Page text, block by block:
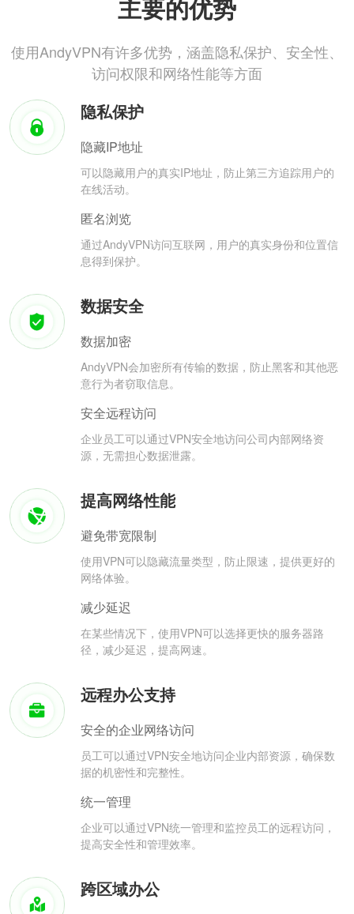
主要的优势
使用AndyVPN有许多优势，涵盖隐私保护、安全性、
访问权限和网络性能等方面
隐私保护
隐藏IP地址
可以隐藏用户的真实IP地址，防止第三方追踪用户的
在线活动。
匿名浏览
通过AndyVPN访问互联网，用户的真实身份和位置信
息得到保护。
数据安全
数据加密
AndyVPN会加密所有传输的数据，防止黑客和其他恶
意行为者窃取信息。
安全远程访问
企业员工可以通过VPN安全地访问公司内部网络资
源，无需担心数据泄露。
提高网络性能
避免带宽限制
使用VPN可以隐藏流量类型，防止限速，提供更好的
网络体验。
减少延迟
在某些情况下，使用VPN可以选择更快的服务器路
径，减少延迟，提高网速。
远程办公支持
安全的企业网络访问
员工可以通过VPN安全地访问企业内部资源，确保数
据的机密性和完整性。
统一管理
企业可以通过VPN统一管理和监控员工的远程访问，
提高安全性和管理效率。
跨区域办公